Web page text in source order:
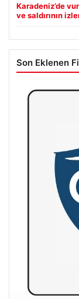
Karadeniz’de
ve saldırının
Son Eklenen